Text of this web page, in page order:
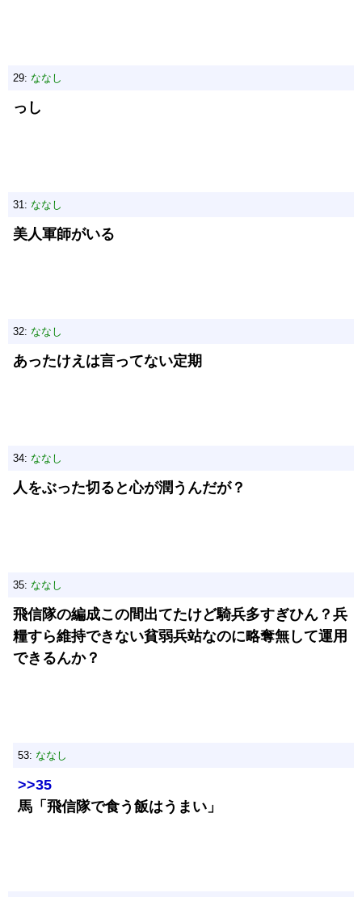
29: ななし
っし
31: ななし
美人軍師がいる
32: ななし
あったけえは言ってない定期
34: ななし
人をぶった切ると心が潤うんだが？
35: ななし
飛信隊の編成この間出てたけど騎兵多すぎひん？兵
糧すら維持できない貧弱兵站なのに略奪無して運用
できるんか？
53: ななし
>>35
馬「飛信隊で食う飯はうまい」